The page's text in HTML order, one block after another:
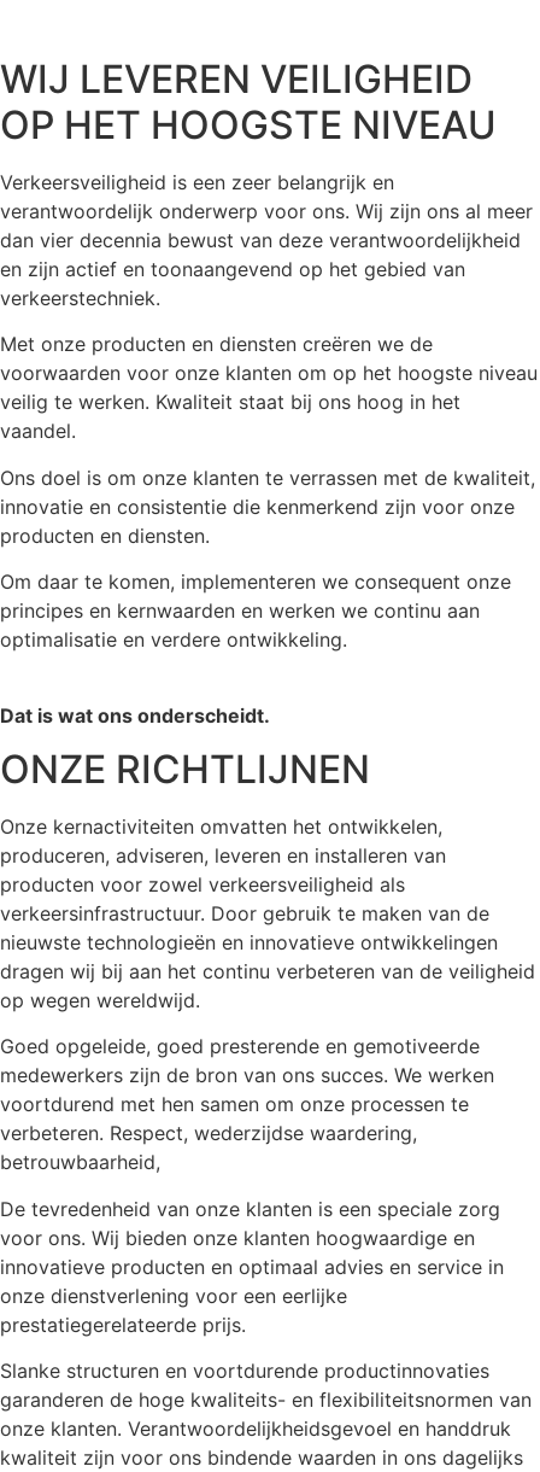
WIJ LEVEREN VEILIGHEID
OP HET HOOGSTE NIVEAU
Verkeersveiligheid is een zeer belangrijk en
verantwoordelijk onderwerp voor ons. Wij zijn ons al meer
dan vier decennia bewust van deze verantwoordelijkheid
en zijn actief en toonaangevend op het gebied van
verkeerstechniek.
Met onze producten en diensten creëren we de
voorwaarden voor onze klanten om op het hoogste niveau
veilig te werken. Kwaliteit staat bij ons hoog in het
vaandel.
Ons doel is om onze klanten te verrassen met de kwaliteit,
innovatie en consistentie die kenmerkend zijn voor onze
producten en diensten.
Om daar te komen, implementeren we consequent onze
principes en kernwaarden en werken we continu aan
optimalisatie en verdere ontwikkeling.
Dat is wat ons onderscheidt.
ONZE RICHTLIJNEN
Onze kernactiviteiten omvatten het ontwikkelen,
produceren, adviseren, leveren en installeren van
producten voor zowel verkeersveiligheid als
verkeersinfrastructuur. Door gebruik te maken van de
nieuwste technologieën en innovatieve ontwikkelingen
dragen wij bij aan het continu verbeteren van de veiligheid
op wegen wereldwijd.
Goed opgeleide, goed presterende en gemotiveerde
medewerkers zijn de bron van ons succes. We werken
voortdurend met hen samen om onze processen te
verbeteren. Respect, wederzijdse waardering,
betrouwbaarheid,
De tevredenheid van onze klanten is een speciale zorg
voor ons. Wij bieden onze klanten hoogwaardige en
innovatieve producten en optimaal advies en service in
onze dienstverlening voor een eerlijke
prestatiegerelateerde prijs.
Slanke structuren en voortdurende productinnovaties
garanderen de hoge kwaliteits- en flexibiliteitsnormen van
onze klanten. Verantwoordelijkheidsgevoel en handdruk
kwaliteit zijn voor ons bindende waarden in ons dagelijks